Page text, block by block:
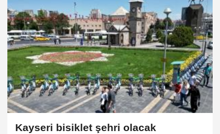
Kayseri bisiklet şehri olacak